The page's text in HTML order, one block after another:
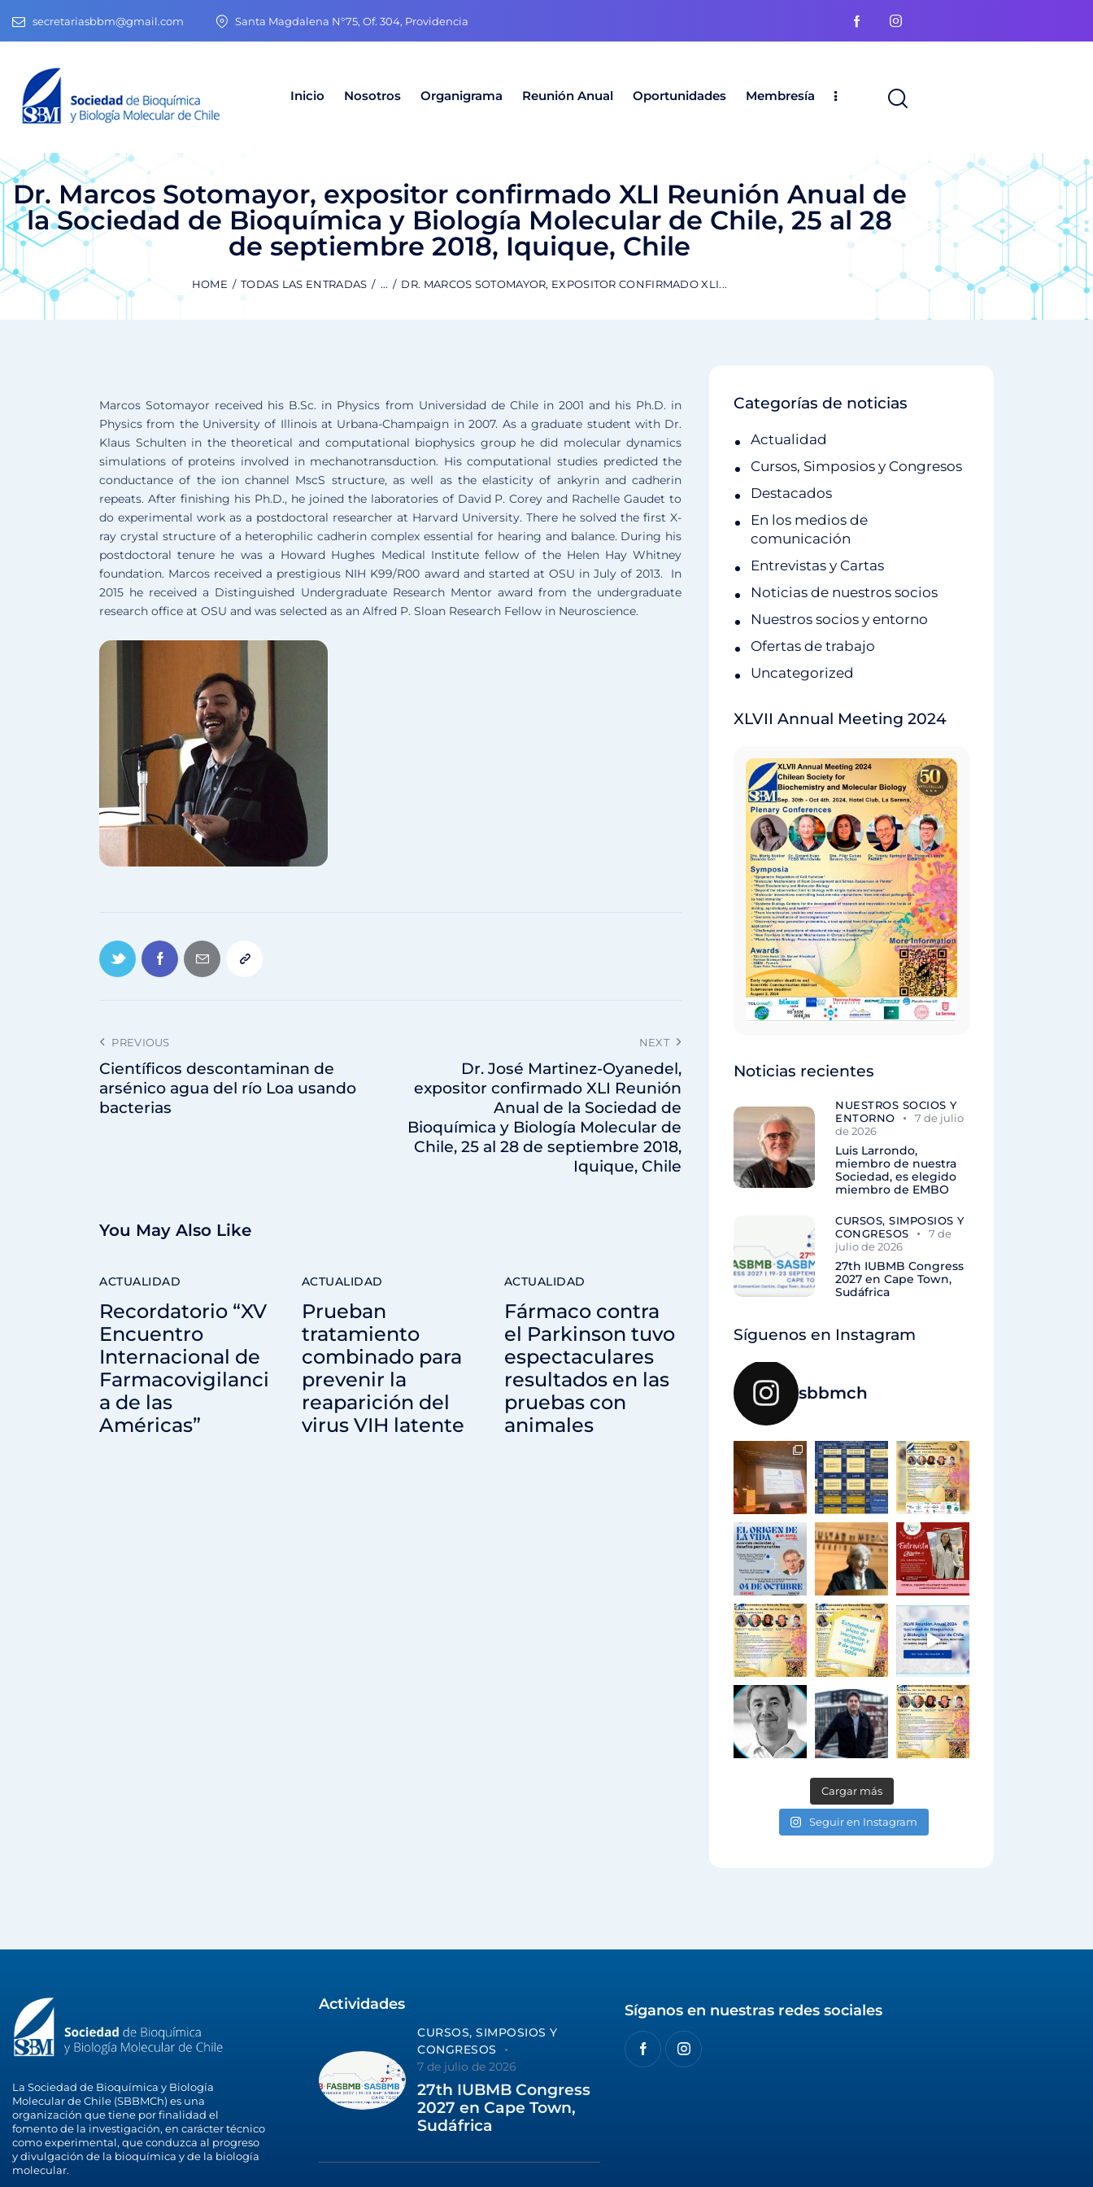
secretariasbbm@gmail.com Santa Magdalena N°75, Of. 304, Providencia
Inicio Nosotros Organigrama Reunión Anual Oportunidades Membresía
Dr. Marcos Sotomayor, expositor confirmado XLI Reunión Anual de
la Sociedad de Bioquímica y Biología Molecular de Chile, 25 al 28
de septiembre 2018, Iquique, Chile
HOME TODAS LAS ENTRADAS ... DR. MARCOS SOTOMAYOR, EXPOSITOR CONFIRMADO XLI...
Marcos Sotomayor received his B.Sc. in Physics from Universidad de Chile in 2001 and his Ph.D. in
Physics from the University of Illinois at Urbana-Champaign in 2007. As a graduate student with Dr.
Klaus Schulten in the theoretical and computational biophysics group he did molecular dynamics
simulations of proteins involved in mechanotransduction. His computational studies predicted the
conductance of the ion channel MscS structure, as well as the elasticity of ankyrin and cadherin
repeats. After finishing his Ph.D., he joined the laboratories of David P. Corey and Rachelle Gaudet to
do experimental work as a postdoctoral researcher at Harvard University. There he solved the first X-
ray crystal structure of a heterophilic cadherin complex essential for hearing and balance. During his
postdoctoral tenure he was a Howard Hughes Medical Institute fellow of the Helen Hay Whitney
foundation. Marcos received a prestigious NIH K99/R00 award and started at OSU in July of 2013. In
2015 he received a Distinguished Undergraduate Research Mentor award from the undergraduate
research office at OSU and was selected as an Alfred P. Sloan Research Fellow in Neuroscience.
PREVIOUS
Científicos descontaminan de
arsénico agua del río Loa usando
bacterias
NEXT
Dr. José Martinez-Oyanedel,
expositor confirmado XLI Reunión
Anual de la Sociedad de
Bioquímica y Biología Molecular de
Chile, 25 al 28 de septiembre 2018,
Iquique, Chile
You May Also Like
ACTUALIDAD
Recordatorio “XV
Encuentro
Internacional de
Farmacovigilanci
a de las
Américas”
ACTUALIDAD
Prueban
tratamiento
combinado para
prevenir la
reaparición del
virus VIH latente
ACTUALIDAD
Fármaco contra
el Parkinson tuvo
espectaculares
resultados en las
pruebas con
animales
Categorías de noticias
Actualidad
Cursos, Simposios y Congresos
Destacados
En los medios de
comunicación
Entrevistas y Cartas
Noticias de nuestros socios
Nuestros socios y entorno
Ofertas de trabajo
Uncategorized
XLVII Annual Meeting 2024
Noticias recientes
NUESTROS SOCIOS Y
ENTORNO
7 de julio
de 2026
Luis Larrondo,
miembro de nuestra
Sociedad, es elegido
miembro de EMBO
CURSOS, SIMPOSIOS Y
CONGRESOS
7 de
julio de 2026
27th IUBMB Congress
2027 en Cape Town,
Sudáfrica
Síguenos en Instagram
sbbmch
Cargar más
Seguir en Instagram
La Sociedad de Bioquímica y Biología
Molecular de Chile (SBBMCh) es una
organización que tiene por finalidad el
fomento de la investigación, en carácter técnico
como experimental, que conduzca al progreso
y divulgación de la bioquímica y de la biología
molecular.
Actividades
CURSOS, SIMPOSIOS Y
CONGRESOS
7 de julio de 2026
27th IUBMB Congress
2027 en Cape Town,
Sudáfrica
Síganos en nuestras redes sociales